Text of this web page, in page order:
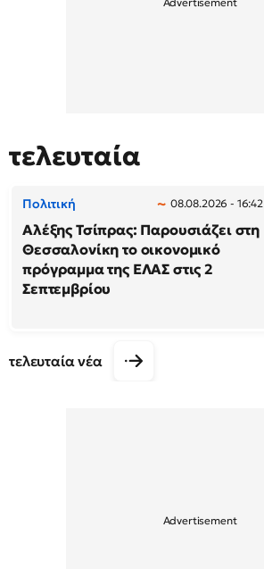
τελευταία
Πολιτική 08.08.2026 - 16:42
Αλέξης Τσίπρας: Παρουσιάζει στη
Θεσσαλονίκη το οικονομικό
πρόγραμμα της ΕΛΑΣ στις 2
Σεπτεμβρίου
τελευταία νέα